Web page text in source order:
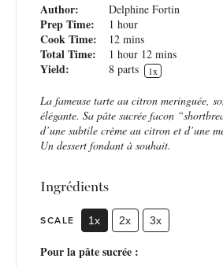
Author: Delphine Fortin
Prep Time: 1 hour
Cook Time: 12 mins
Total Time: 1 hour 12 mins
Yield: 8 parts 1x
La fameuse tarte au citron meringuée,
élégante. Sa pâte sucrée facon
d’une subtile crème au citron et d’une
Un dessert fondant à souhait.
Ingrédients
SCALE 1x 2x 3x
Pour la pâte sucrée :